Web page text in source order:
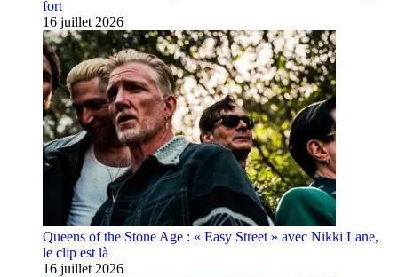
fort
16 juillet 2026
Queens of the Stone Age : « Easy Street » avec Nikki Lane,
le clip est là
16 juillet 2026